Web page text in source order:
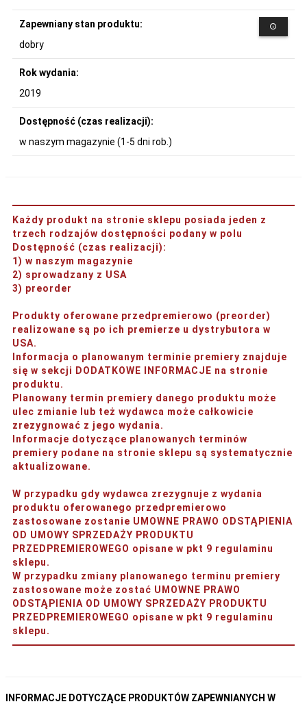
Zapewniany stan produktu:
dobry
Rok wydania:
2019
Dostępność (czas realizacji):
w naszym magazynie (1-5 dni rob.)
Każdy produkt na stronie sklepu posiada jeden z
trzech rodzajów dostępności podany w polu
Dostępność (czas realizacji):
1) w naszym magazynie
2) sprowadzany z USA
3) preorder
Produkty oferowane przedpremierowo (preorder)
realizowane są po ich premierze u dystrybutora w
USA.
Informacja o planowanym terminie premiery znajduje
się w sekcji DODATKOWE INFORMACJE na stronie
produktu.
Planowany termin premiery danego produktu może
ulec zmianie lub też wydawca może całkowicie
zrezygnować z jego wydania.
Informacje dotyczące planowanych terminów
premiery podane na stronie sklepu są systematycznie
aktualizowane.
W przypadku gdy wydawca zrezygnuje z wydania
produktu oferowanego przedpremierowo
zastosowane zostanie UMOWNE PRAWO ODSTĄPIENIA
OD UMOWY SPRZEDAŻY PRODUKTU
PRZEDPREMIEROWEGO opisane w pkt 9 regulaminu
sklepu.
W przypadku zmiany planowanego terminu premiery
zastosowane może zostać UMOWNE PRAWO
ODSTĄPIENIA OD UMOWY SPRZEDAŻY PRODUKTU
PRZEDPREMIEROWEGO opisane w pkt 9 regulaminu
sklepu.
INFORMACJE DOTYCZĄCE PRODUKTÓW ZAPEWNIANYCH W